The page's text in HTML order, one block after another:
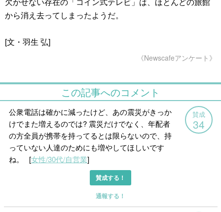
から消え去ってしまったようだ。
[文・羽生 弘]
《Newscafeアンケート》